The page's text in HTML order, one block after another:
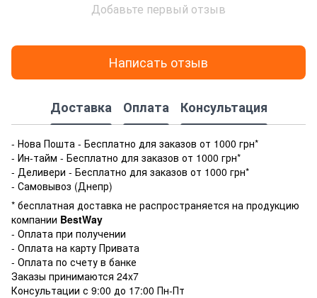
Добавьте первый отзыв
Написать отзыв
Доставка Оплата Консультация
- Нова Пошта - Бесплатно для заказов от 1000 грн*
- Ин-тайм - Бесплатно для заказов от 1000 грн*
- Деливери - Бесплатно для заказов от 1000 грн*
- Самовывоз (Днепр)
* бесплатная доставка не распространяется на продукцию
компании BestWay
- Оплата при получении
- Оплата на карту Привата
- Оплата по счету в банке
Заказы принимаются 24x7
Консультации с 9:00 до 17:00 Пн-Пт